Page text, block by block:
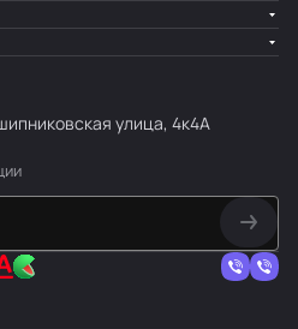
улица, 4к4А